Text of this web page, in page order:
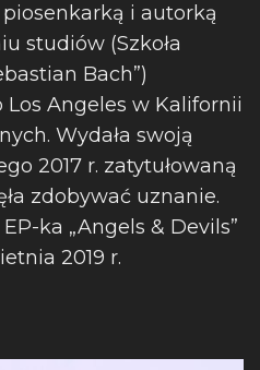
i autorką
studiów (Szkoła
Bach”)
Los Angeles w Kalifornii
Wydała swoją
2017 r. zatytułowaną
zdobywać uznanie.
ka „Angels & Devils”
2019 r.